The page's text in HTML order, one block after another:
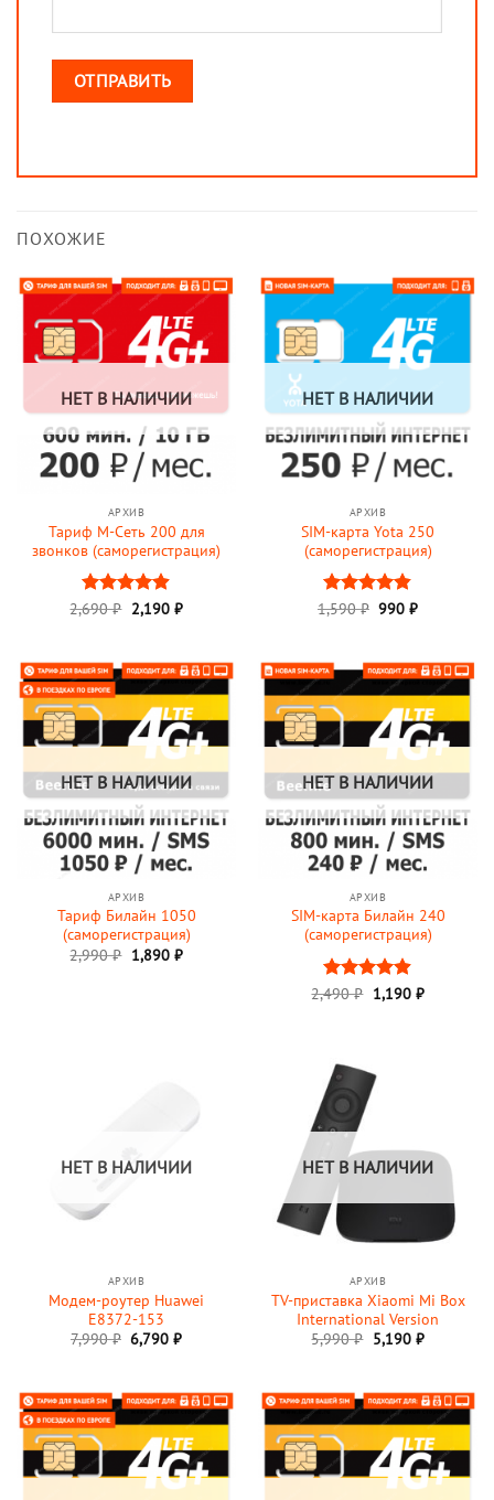
ПОХОЖИЕ
НЕТ В НАЛИЧИИ
АРХИВ
Тариф М-Сеть 200 для
звонков (саморегистрация)
Оценка
2,690₽ Первоначальная
цена
2,190 ₽Текущая
НЕТ В НАЛИЧИИ
АРХИВ
SIM-карта Yota 250
(саморегистрация)
Оценка
1,590₽ Первоначальная
990₽Текущая
НЕТ В НАЛИЧИИ
АРХИВ
Тариф Билайн 1050
(саморегистрация)
2,990₽ Первоначальная
цена
1,890 ₽Текущая
НЕТ В НАЛИЧИИ
АРХИВ
SIM-карта Билайн 240
(саморегистрация)
Оценка
2,490₽ Первоначальная
цена
1,190 ₽Текущая
НЕТ В НАЛИЧИИ
АРХИВ
Модем-роутер Huawei
E8372-153
7,990₽ 6,790₽
НЕТ В НАЛИЧИИ
АРХИВ
TV-приставка Xiaomi Mi Box
International Version
5,990₽ Первоначальная
цена
5,190 ₽Текущая